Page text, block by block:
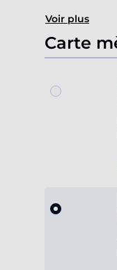
Voir plus
Carte